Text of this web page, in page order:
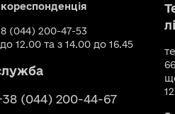
(044) 200-47-53
12.00 та з 14.00 до 16.45
(044) 200-44-67
66